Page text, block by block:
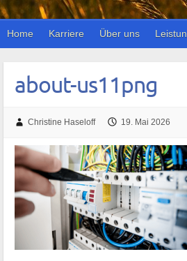
Home Karriere Über uns
about-us11png
Christine Haseloff 19. Mai 2026